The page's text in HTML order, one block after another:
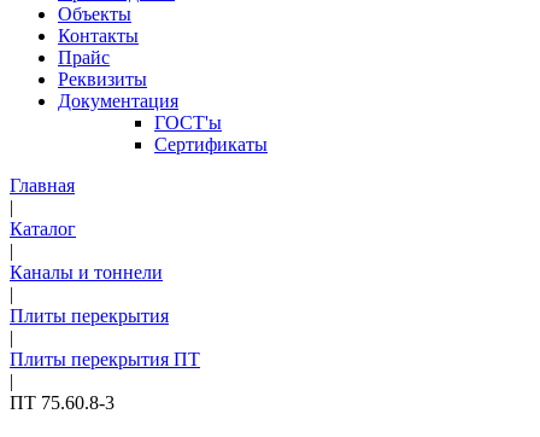
Объекты
Контакты
Прайс
Реквизиты
Документация
ГОСТ'ы
Сертификаты
Главная
|
Каталог
|
Каналы и тоннели
|
Плиты перекрытия
|
Плиты перекрытия ПТ
|
ПТ 75.60.8-3